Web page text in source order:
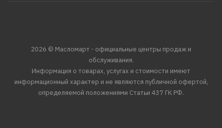
2026 © Масломарт - официальные центры продаж и
обслуживания.
Информация о товарах, услугах и стоимости имеют
информационный характер и не являются публичной офертой,
определяемой положениями Статьи 437 ГК РФ.